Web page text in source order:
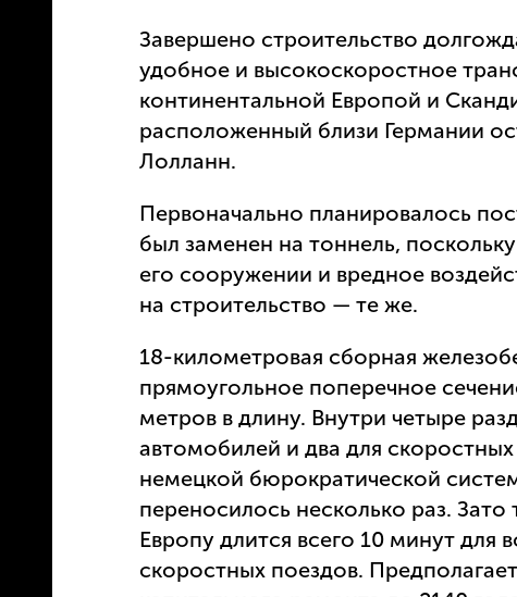
Завершено строительство
удобное и высокоскоростное
континентальной Европой и
расположенный близи Германии
Лолланн.
Первоначально планировалось
был заменен на тоннель,
его сооружении и вредное
на строительство — те же.
18-километровая сборная
прямоугольное поперечное
метров в длину. Внутри четыре
автомобилей и два для
немецкой бюрократической
переносилось несколько раз.
Европу длится всего 10 минут для
скоростных поездов.